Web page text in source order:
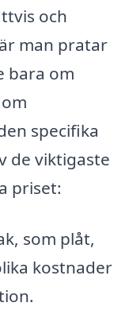
och
man pratar
bara om
specifika
de viktigaste
priset:
som plåt,
kostnader